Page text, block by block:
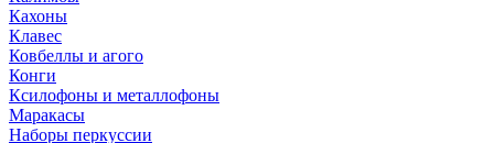
Кахоны
Клавес
Ковбеллы и агого
Конги
Ксилофоны и металлофоны
Маракасы
Наборы перкуссии